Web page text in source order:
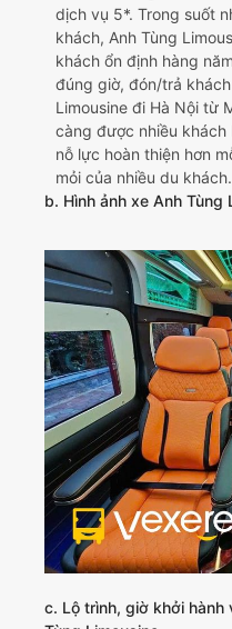
dịch vụ 5*. Trong suốt
khách, Anh Tùng
khách ổn định hàng
đúng giờ, đón/trả
Limousine đi Hà Nội từ
càng được nhiều khách
nỗ lực hoàn thiện hơn
mỏi của nhiều du khách.
b. Hình ảnh xe Anh Tùng
c. Lộ trình, giờ khởi